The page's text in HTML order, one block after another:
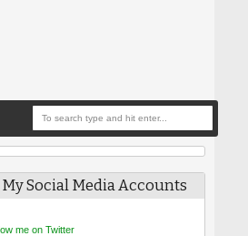
Social Media Accounts
me on Twitter